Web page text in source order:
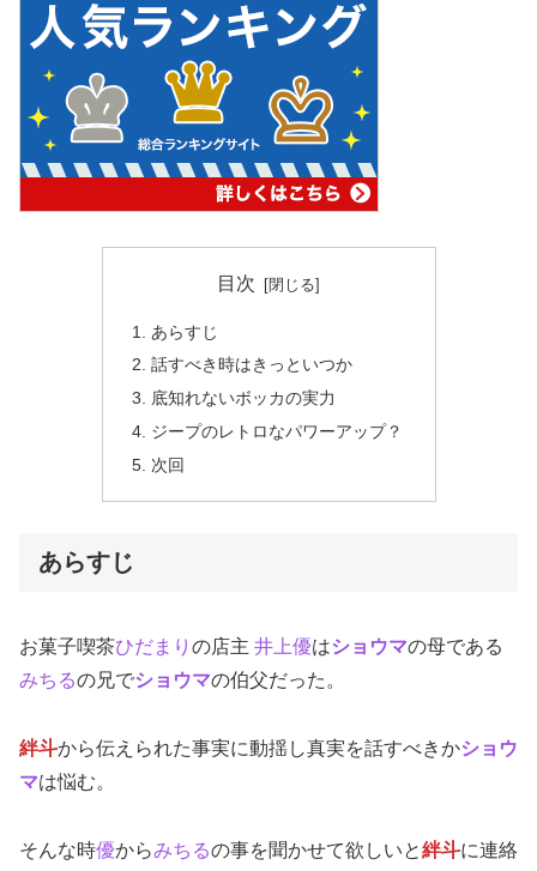
目次
あらすじ
話すべき時はきっといつか
底知れないボッカの実力
ジープのレトロなパワーアップ？
次回
あらすじ
お菓子喫茶ひだまり の店主 井上優はショウマの母である
みちるの兄でショウマの伯父だった。
絆斗から伝えられた事実に動揺し真実を話すべきかショウ
マは悩む。
そんな時優からみちるの事を聞かせて欲しいと絆斗に連絡